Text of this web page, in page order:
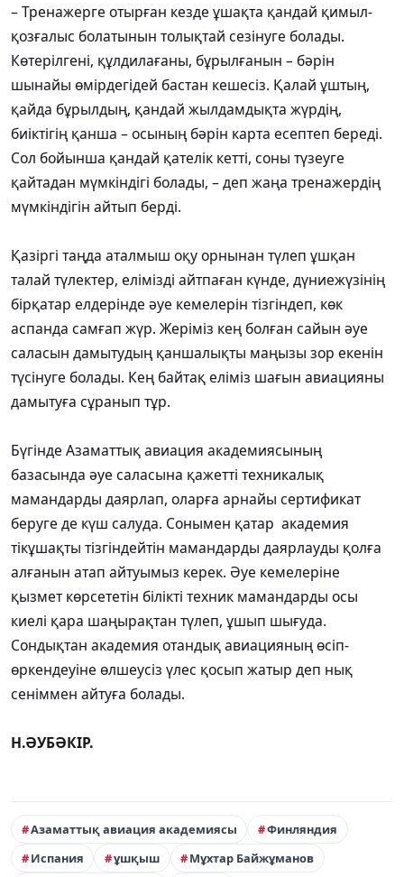
– Тренажерге отырған кезде ұшақта қандай қимыл-
қозғалыс болатынын толықтай сезінуге болады.
Көтерілгені, құлдилағаны, бұрылғанын – бәрін
шынайы өмірдегідей бастан кешесіз. Қалай ұштың,
қайда бұрылдың, қандай жылдамдықта жүрдің,
биіктігің қанша – осының бәрін карта есептеп береді.
Сол бойынша қандай қателік кетті, соны түзеуге
қайтадан мүмкіндігі болады, – деп жаңа тренажердің
мүмкіндігін айтып берді.
Қазіргі таңда аталмыш оқу орнынан түлеп ұшқан
талай түлектер, елімізді айтпаған күнде, дүниежүзінің
бірқатар елдерінде әуе кемелерін тізгіндеп, көк
аспанда самғап жүр. Жеріміз кең болған сайын әуе
саласын дамытудың қаншалықты маңызы зор екенін
түсінуге болады. Кең байтақ еліміз шағын авиацияны
дамытуға сұранып тұр.
Бүгінде Азаматтық авиация академиясының
базасында әуе саласына қажетті техникалық
мамандарды даярлап, оларға арнайы сертификат
беруге де күш салуда. Сонымен қатар академия
тікұшақты тізгіндейтін мамандарды даярлауды қолға
алғанын атап айтуымыз керек. Әуе кемелеріне
қызмет көрсететін білікті техник мамандарды осы
киелі қара шаңырақтан түлеп, ұшып шығуда.
Сондықтан академия отандық авиацияның өсіп-
өркендеуіне өлшеусіз үлес қосып жатыр деп нық
сеніммен айтуға болады.
Н.ӘУБӘКІР.
Азаматтық авиация академиясы
Финляндия
Испания
ұшқыш
Мұхтар Байжұманов